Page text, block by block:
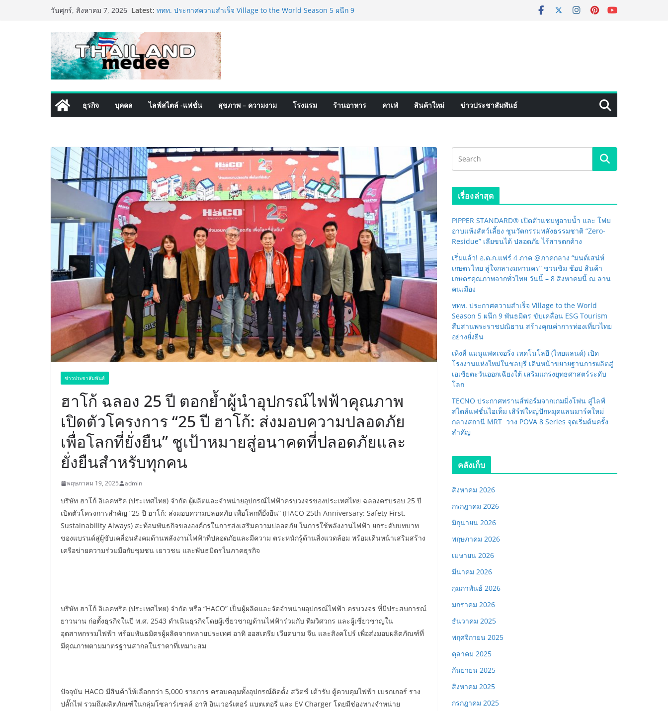
วันศุกร์, สิงหาคม 7, 2026 Latest: เริ่มแล้ว! อ.ต.ก.แฟร์ 4 ภาค @ภาคกลาง “มนต์เสน่ห์เกษตรไทย สู่
ททท. ประกาศความสำเร็จ Village to the World Season 5 ผนึก 9
พันธมิตร ขับเคลื่อน ESG Tourism สืบสานพระราชปณิธาน สร้าง
คุณค่าการท่องเที่ยวไทยอย่างยั่งยืน
เหิงลี่ แมนูแฟคเจอริ่ง เทคโนโลยี (ไทยแลนด์) เปิดโรงงานแห่งใหม่
ในชลบุรี เดินหน้าขยายฐานการผลิตสู่เอเชียตะวันออกเฉียงใต้
เสริมแกร่งยุทธศาสตร์ระดับโลก
TECNO ประกาศทรานส์ฟอร์มจากเกมมิ่งโฟน สู่ไลฟ์สไตล์แฟชั่นไอ
เท็ม เสิร์ฟใหญ่ปักหมุดแลนมาร์คใหม่กลางสถานี MRT วาง POVA
8 Series จุดเริ่มต้นครั้งสำคัญ
ปลอดภัย ไร้สารตกค้าง
ธุรกิจ บุคคล ไลฟ์สไตล์ -แฟชั่น สุขภาพ – ความงาม โรงแรม ร้านอาหาร คาเฟ่ สินค้าใหม่ ข่าวประชาสัมพันธ์
ข่าวประชาสัมพันธ์
ฮาโก้ ฉลอง 25 ปี ตอกย้ำผู้นำอุปกรณ์ไฟฟ้าคุณภาพ
เปิดตัวโครงการ “25 ปี ฮาโก้: ส่งมอบความปลอดภัย
เพื่อโลกที่ยั่งยืน” ชูเป้าหมายสู่อนาคตที่ปลอดภัยและ
ยั่งยืนสำหรับทุกคน
พฤษภาคม 19, 2025 admin
บริษัท ฮาโก้ อิเลคทริค (ประเทศไทย) จำกัด ผู้ผลิตและจำหน่ายอุปกรณ์ไฟฟ้าครบวงจรของประเทศไทย ฉลองครบรอบ 25 ปี
เปิดตัวโครงการสำคัญ “25 ปี ฮาโก้: ส่งมอบความปลอดภัย เพื่อโลกที่ยั่งยืน” (HACO 25th Anniversary: Safety First,
Sustainability Always) สะท้อนพันธกิจขององค์กรในการส่งเสริมความปลอดภัย ในการใช้พลังงานไฟฟ้า ยกระดับบทบาท
ของแบรนด์สู่ผู้ขับเคลื่อนสังคมด้านพลังงานไฟฟ้าที่ปลอดภัยและมีความ ตระหนักรู้ด้านสิ่งแวดล้อม พร้อมเดินหน้าเสริมสร้าง
เครือข่ายความร่วมมือกับชุมชน เยาวชน และพันธมิตรในภาคธุรกิจ
บริษัท ฮาโก้ อิเลคทริค (ประเทศไทย) จำกัด หรือ “HACO” เป็นผู้ผลิตและจัดจำหน่ายอุปกรณ์ไฟฟ้า ครบวงจร ที่มีประสบการณ์
ยาวนาน ก่อตั้งธุรกิจในปี พ.ศ. 2543 ดำเนินธุรกิจโดยผู้เชี่ยวชาญด้านไฟฟ้าร่วมกับ ทีมวิศวกร และผู้เชี่ยวชาญใน
อุตสาหกรรมไฟฟ้า พร้อมพันธมิตรผู้ผลิตจากหลายประเทศ อาทิ ออสเตรีย เวียดนาม จีน และสิงคโปร์ เพื่อส่งมอบผลิตภัณฑ์ที่
มีคุณภาพตามมาตรฐานสากลในราคาที่เหมาะสม
ปัจจุบัน HACO มีสินค้าให้เลือกกว่า 5,000 รายการ ครอบคลุมทั้งอุปกรณ์ติดตั้ง สวิตช์ เต้ารับ ตู้ควบคุมไฟฟ้า เบรกเกอร์ ราง
ปลั๊กไฟ รวมถึงผลิตภัณฑ์ในกลุ่มโซลาร์เซลล์ อาทิ อินเวอร์เตอร์ แบตเตอรี่ และ EV Charger โดยมีช่องทางจำหน่าย
เรื่องล่าสุด
PIPPER STANDARD® เปิดตัวแชมพูอาบน้ำ และ โฟม
อาบแห้งสัตว์เลี้ยง ชูนวัตกรรมพลังธรรมชาติ “Zero-
Residue” เลียขนได้ ปลอดภัย ไร้สารตกค้าง
เริ่มแล้ว! อ.ต.ก.แฟร์ 4 ภาค @ภาคกลาง “มนต์เสน่ห์
เกษตรไทย สู่ใจกลางมหานคร” ชวนชิม ช้อป สินค้า
เกษตรคุณภาพจากทั่วไทย วันนี้ – 8 สิงหาคมนี้ ณ ลาน
คนเมือง
ททท. ประกาศความสำเร็จ Village to the World
Season 5 ผนึก 9 พันธมิตร ขับเคลื่อน ESG Tourism
สืบสานพระราชปณิธาน สร้างคุณค่าการท่องเที่ยวไทย
อย่างยั่งยืน
เหิงลี่ แมนูแฟคเจอริ่ง เทคโนโลยี (ไทยแลนด์) เปิด
โรงงานแห่งใหม่ในชลบุรี เดินหน้าขยายฐานการผลิตสู่
เอเชียตะวันออกเฉียงใต้ เสริมแกร่งยุทธศาสตร์ระดับ
โลก
TECNO ประกาศทรานส์ฟอร์มจากเกมมิ่งโฟน สู่ไลฟ์
สไตล์แฟชั่นไอเท็ม เสิร์ฟใหญ่ปักหมุดแลนมาร์คใหม่
กลางสถานี MRT วาง POVA 8 Series จุดเริ่มต้นครั้ง
สำคัญ
คลังเก็บ
สิงหาคม 2026
กรกฎาคม 2026
มิถุนายน 2026
พฤษภาคม 2026
เมษายน 2026
มีนาคม 2026
กุมภาพันธ์ 2026
มกราคม 2026
ธันวาคม 2025
พฤศจิกายน 2025
ตุลาคม 2025
กันยายน 2025
สิงหาคม 2025
กรกฎาคม 2025